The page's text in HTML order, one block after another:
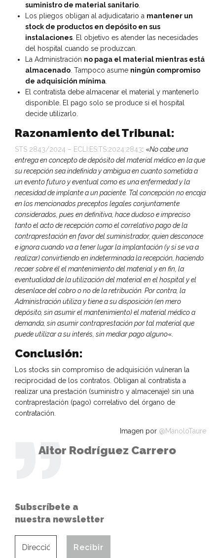
suministro de material sanitario
Los pliegos obligan al adjudicatario a mantener un
stock de productos en depósito en sus
instalaciones . El objetivo es atender las necesidades
del hospital cuando se produzcan.
La Administración no paga el material mientras está
almacenado . Tampoco asume ningún compromiso
de adquisición mínima
El contratista debe almacenar el material y mantenerlo
disponible. El pago solo se produce si el hospital
decide utilizarlo.
Razonamiento del Tribunal:
STS 2843/2024 – ECLI:ES:TS:2024:2843: «No cabe una
entrega en concepto de depósito del material médico en la que
su recepción sea indefinida y ambigua en cuanto sometida a
un evento futuro y eventual como es una enfermedad y la
necesidad de implante a un paciente. Tal concepción no encaja
en los mencionados preceptos legales conjuntamente
considerados, pues en definitiva, hace dudoso e impreciso
tanto el acto de recepción como el correlativo pago de la
contraprestación en favor del suministrador, quien desconoce
e ignora cuando va a tener lugar la implantación (y si se va a
realizar) convirtiendo en indeterminada la recepción, haciendo
recaer sobre él el mantenimiento del material y en fin, la
eventualidad de la utilización del material en el hospital y el
desenlace del cobro o no de la retribución. Por contra, la
Administración utiliza y tiene a su disposición (en mero
depósito, sin asumir el mantenimiento) el material médico a
demanda, sin asumir contraprestación por tal material que
puede utilizar a su interés, sin mediar pago alguno«.
Conclusión:
Los stocks sin compromiso de adquisición vulneran la
reciprocidad de los contratos. Obligan al contratista a
realizar una prestación (suministro y almacenaje) sin una
contraprestación (pago) correlativo del órgano de
contratación.
Imagen por @ManoloTaure
Aitor Rodríguez Carrero
Subscríbete a
nuestra newsletter